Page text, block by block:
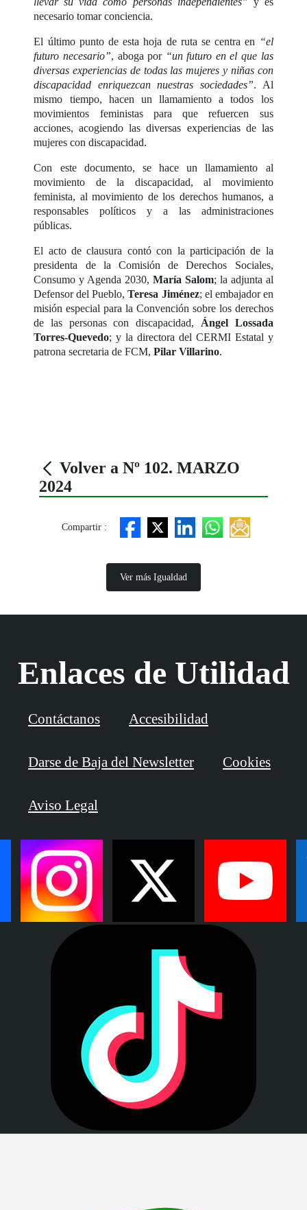
necesario tomar conciencia.
El último punto de esta hoja de ruta se centra en “el
futuro necesario”, aboga por “un futuro en el que las
diversas experiencias de todas las mujeres y niñas con
discapacidad enriquezcan nuestras sociedades”. Al
mismo tiempo, hacen un llamamiento a todos los
movimientos feministas para que refuercen sus
acciones, acogiendo las diversas experiencias de las
mujeres con discapacidad.
Con este documento, se hace un llamamiento al
movimiento de la discapacidad, al movimiento
feminista, al movimiento de los derechos humanos, a
responsables políticos y a las administraciones
públicas.
El acto de clausura contó con la participación de la
presidenta de la Comisión de Derechos Sociales,
Consumo y Agenda 2030, María Salom; la adjunta al
Defensor del Pueblo,Teresa Jiménez; el embajador en
misión especial para la Convención sobre los derechos
de las personas con discapacidad, Ángel Lossada
Torres-Quevedo; y la directora del CERMI Estatal y
patrona secretaria de FCM,Pilar Villarino.
Volver a Nº 102. MARZO
2024
Compartir :
Ver más Igualdad
Enlaces de Utilidad
Contáctanos Accesibilidad
Darse de Baja del Newsletter Cookies
Aviso Legal